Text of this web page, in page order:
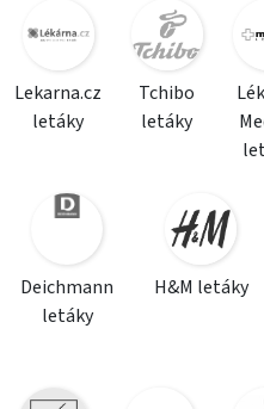
Lekarna.cz
letáky
Tchibo
letáky
Deichmann
letáky
H&M letáky